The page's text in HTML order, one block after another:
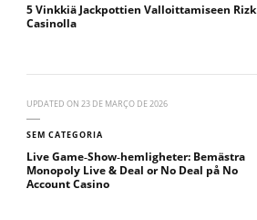
5 Vinkkiä Jackpottien Valloittamiseen Rizk
Casinolla
UPDATED ON 23 DE MARÇO DE 2026
SEM CATEGORIA
Live Game‑Show‑hemligheter: Bemästra
Monopoly Live & Deal or No Deal på No
Account Casino